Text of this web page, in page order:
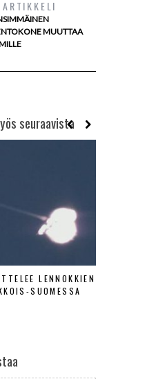
ARTIKKELI
MUUTTAA
seuraavista
LENNOKKIEN
SUOMESSA